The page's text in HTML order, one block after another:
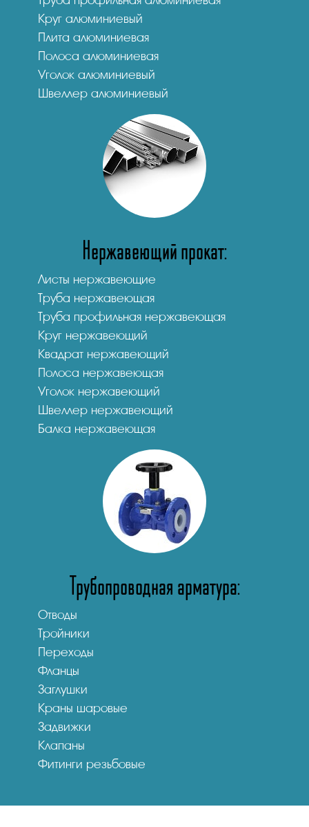
Круг алюминиевый
Плита алюминиевая
Полоса алюминиевая
Уголок алюминиевый
Швеллер алюминиевый
Нержавеющий прокат:
Листы нержавеющие
Труба нержавеющая
Труба профильная нержавеющая
Круг нержавеющий
Квадрат нержавеющий
Полоса нержавеющая
Уголок нержавеющий
Швеллер нержавеющий
Балка нержавеющая
Трубопроводная арматура:
Отводы
Тройники
Переходы
Фланцы
Заглушки
Краны шаровые
Задвижки
Клапаны
Фитинги резьбовые